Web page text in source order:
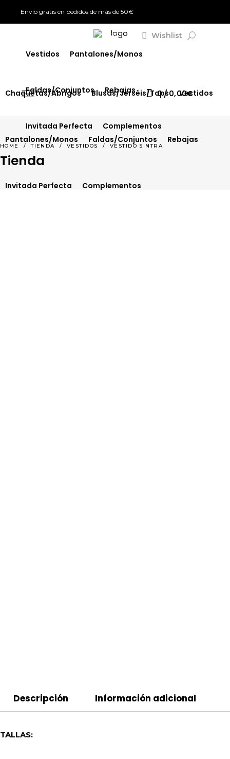
Envío gratis en pedidos de más de 50€
SIGN IN Wishlist
Chaquetas/Abrigos Blusas/Jerséis/Tops Vestidos
Pantalones/Monos Faldas/Conjuntos Rebajas
Invitada Perfecta Complementos
0 0,00€
Chaquetas/Abrigos
Vestidos Pantalones/Monos
Faldas/Conjuntos Rebajas
Invitada Perfecta Complementos
HOME /TIENDA /VESTIDOS / VESTIDO SINTRA
Tienda
Descripción Información adicional
TALLAS: